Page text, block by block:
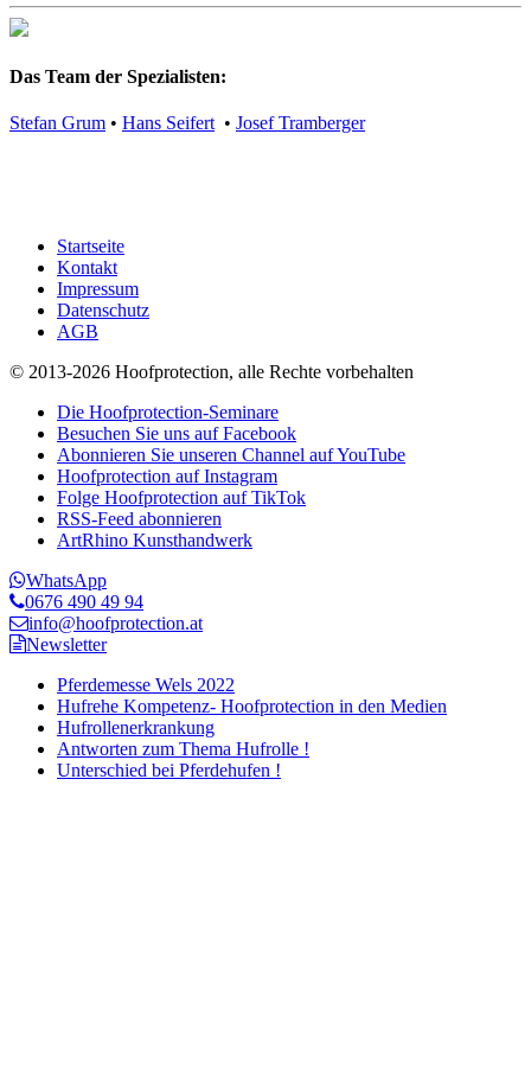
Das Team der Spezialisten:
Stefan Grum • Hans Seifert • Josef Tramberger
Startseite
Kontakt
Impressum
Datenschutz
AGB
© 2013-2026 Hoofprotection, alle Rechte vorbehalten
Die Hoofprotection-Seminare
Besuchen Sie uns auf Facebook
Abonnieren Sie unseren Channel auf YouTube
Hoofprotection auf Instagram
Folge Hoofprotection auf TikTok
RSS-Feed abonnieren
ArtRhino Kunsthandwerk
WhatsApp
0676 490 49 94
info@hoofprotection.at
Newsletter
Pferdemesse Wels 2022
Hufrehe Kompetenz- Hoofprotection in den Medien
Hufrollenerkrankung
Antworten zum Thema Hufrolle !
Unterschied bei Pferdehufen !